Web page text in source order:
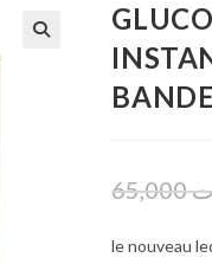
65,000
le nouveau